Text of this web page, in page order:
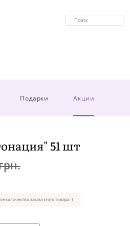
Подарки Акции
51 шт
количество заказа этого товара: 1